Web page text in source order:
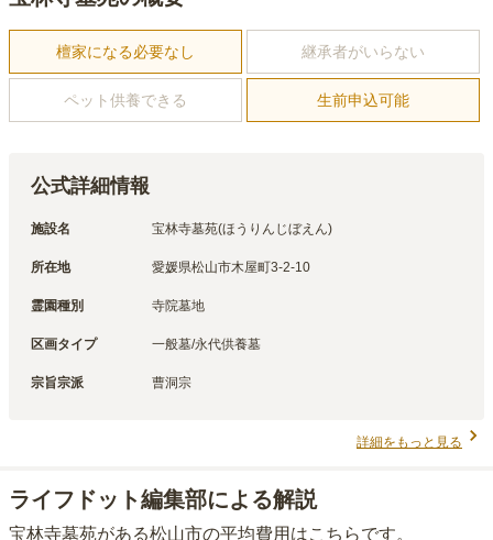
檀家になる必要なし 継承者がいらない
ペット供養できる 生前申込可能
公式詳細情報
施設名 宝林寺墓苑(ほうりんじぼえん)
所在地 愛媛県松山市木屋町3-2-10
霊園種別 寺院墓地
区画タイプ 一般墓/永代供養墓
宗旨宗派 曹洞宗
詳細をもっと見る
ライフドット編集部による解説
宝林寺墓苑がある松山市の平均費用はこちらです。